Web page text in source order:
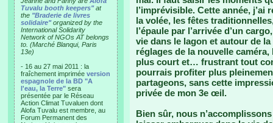
Tuvalu booth keepers"at
the "Braderie de livres
solidaire"organized by the
International Solidarity
Network of NGOs AT belongs
to. (Marché Blanqui, Paris
13e)
- 16 au 27 mai 2011 : la
fraîchement imprimée version
espagnole de la BD "A
l'eau, la Terre" sera
présentée par le Réseau
Action Climat Tuvaluen dont
Alofa Tuvalu est membre, au
Forum Permanent des
l’imprévisible. Cette année,
la volée, les fêtes
l’épaule par l’arrivée d’un
vie dans le lagon et autour de
réglages de la nouvelle
plus court et… frustrant tout
pourrais profiter plus
partageons, sans cette
privée de mon 3e œil.
Bien sûr, nous